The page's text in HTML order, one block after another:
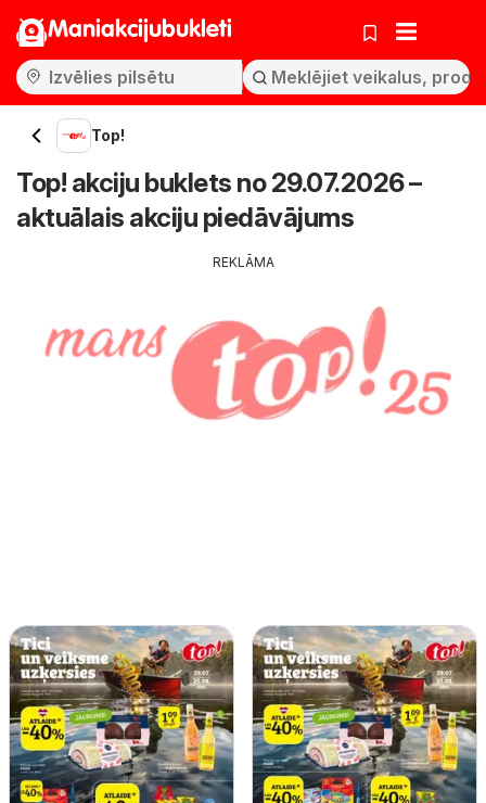
Maniakcijubukleti
Top!
Top! akciju buklets no 29.07.2026 –
aktuālais akciju piedāvājums
REKLĀMA